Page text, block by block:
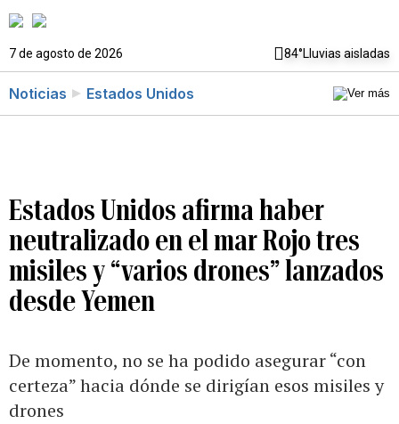
7 de agosto de 2026 84°Lluvias aisladas
Noticias Estados Unidos
Estados Unidos afirma haber
neutralizado en el mar Rojo tres
misiles y “varios drones” lanzados
desde Yemen
De momento, no se ha podido asegurar “con
certeza” hacia dónde se dirigían esos misiles y
drones